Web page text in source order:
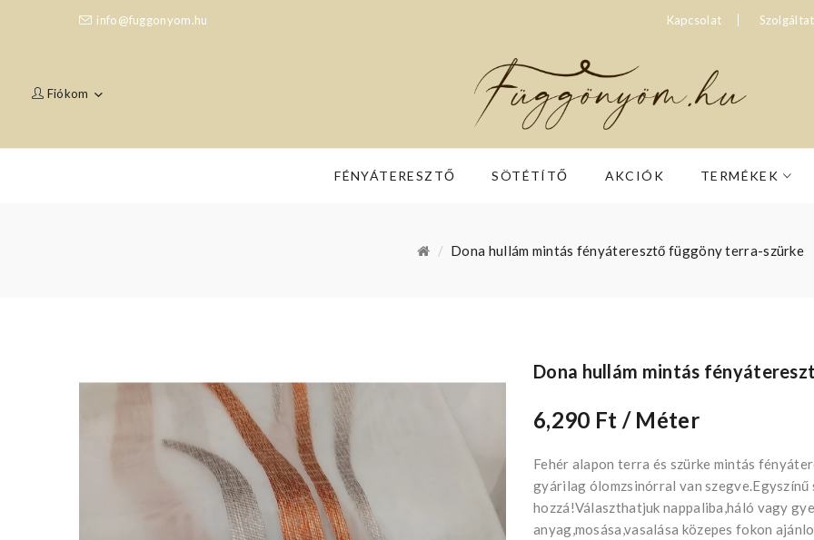
info@fuggonyom.hu Kapcsolat
Fiókom
FÉNYÁTERESZTŐ SÖTÉTÍTŐ AKCIÓK TERMÉKEK
Dona hullám mintás fényáteresztő függöny terra-szürke
Dona hullám mintás
6,290 Ft / Méter
Fehér alapon terra és szürke mintás
gyárilag ólomzsinórral van
hozzá!Választhatjuk nappaliba,háló vagy
anyag,mosása,vasalása közepes fokon